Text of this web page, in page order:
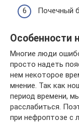
Почечный
Особенности
Многие люди
просто надеть
нем некоторое
мнение. Так как
период времени,
расслабиться.
при нефроптозе с